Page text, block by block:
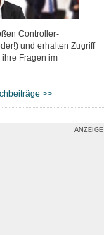
Controller-
und erhalten Zugriff
Fragen im
>>
ANZEIGE